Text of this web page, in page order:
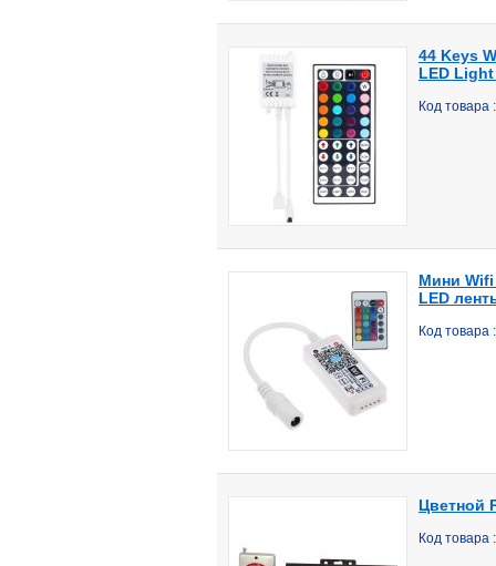
44 Keys
LED
Код товара
Мини Wifi
LED
Код товара
Цветной
Код товара